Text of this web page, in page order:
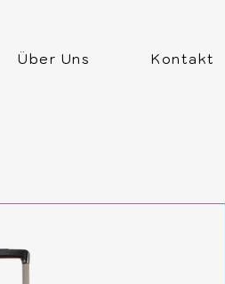
Über Uns Kontakt